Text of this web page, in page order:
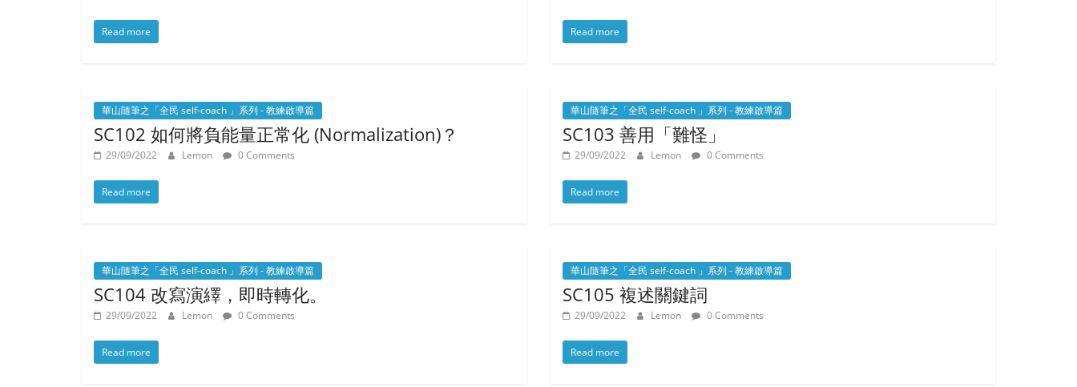
Read more Read more
華山隨筆之「全民 self-coach 」系列 - 教練啟導篇
SC102 如何將負能量正常化 (Normalization)？
29/09/2022 Lemon 0 Comments
Read more
華山隨筆之「全民 self-coach 」系列 - 教練啟導篇
SC103 善用「難怪」
29/09/2022 Lemon 0 Comments
Read more
華山隨筆之「全民 self-coach 」系列 - 教練啟導篇
SC104 改寫演繹，即時轉化。
29/09/2022 Lemon 0 Comments
Read more
華山隨筆之「全民 self-coach 」系列 - 教練啟導篇
SC105 複述關鍵詞
29/09/2022 Lemon 0 Comments
Read more